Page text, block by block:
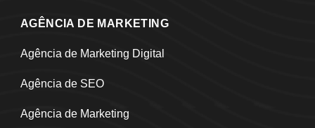
AGÊNCIA DE MARKETING
Agência de Marketing Digital
Agência de SEO
Agência de Marketing